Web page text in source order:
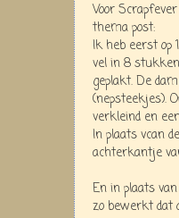
Voor
thema post:
Ik heb eerst op
vel in 8
geplakt. De
(nepsteekjes).
verkleind en
In plaats vcan
achterkantje
En in plaats
zo bewerkt dat